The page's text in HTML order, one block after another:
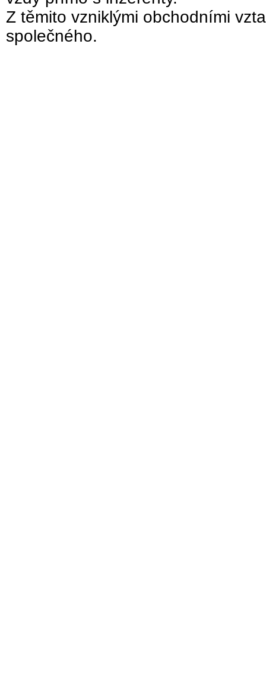
Z těmito vzniklými obchodními
společného.